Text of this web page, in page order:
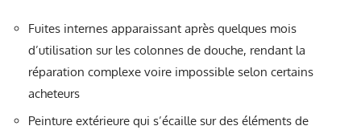
Fuites internes apparaissant après quelques mois
d’utilisation sur les colonnes de douche, rendant la
réparation complexe voire impossible selon certains
acheteurs
Peinture extérieure qui s’écaille sur des éléments de